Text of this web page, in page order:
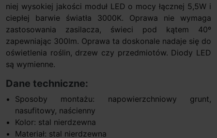
niej wysokiej jakości moduł LED o mocy łącznej 5,5W i
ciepłej barwie światła 3000K. Oprawa nie wymaga
zastosowania zasilacza, świeci pod kątem 40º
zapewniając 300lm. Oprawa ta doskonale nadaje się do
oświetlenia roślin, drzew czy przedmiotów. Diody LED
są wymienne.
Dane techniczne:
Sposoby montażu: napowierzchniowy grunt,
nasufitowy, naścienny
Kolor: stal nierdzewna
Materiał: stal nierdzewna